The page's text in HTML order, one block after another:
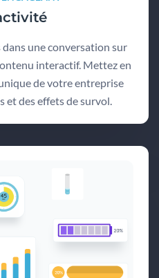
dans une conversation sur
interactif. Mettez en
de votre entreprise
et des effets de survol.